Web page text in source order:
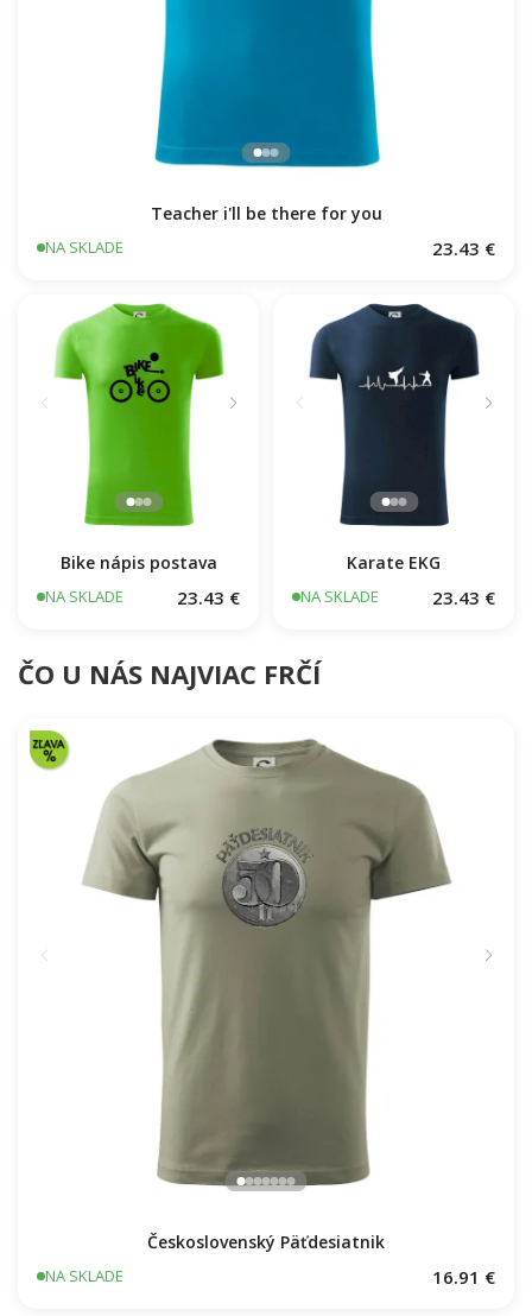
Teacher i'll be there for you
NA SKLADE 23.43 €
Bike nápis postava
NA SKLADE 23.43 €
Karate EKG
NA SKLADE 23.43 €
ČO U NÁS NAJVIAC FRČÍ
Československý Päťdesiatnik
NA SKLADE 16.91 €